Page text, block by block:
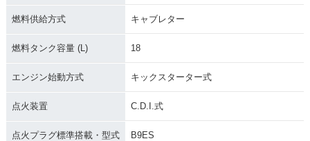
燃料供給方式 キャブレター
燃料タンク容量 (L) 18
エンジン始動方式 キックスターター式
点火装置 C.D.I.式
点火プラグ標準搭載・型式 B9ES